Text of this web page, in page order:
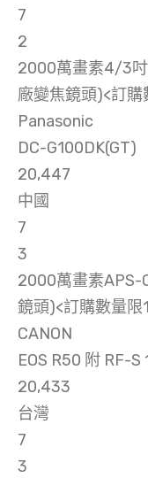
7
2
2000萬畫素4/3
廠變焦鏡頭)<訂購
Panasonic
DC-G100DK(GT)
20,447
中國
7
3
2000萬畫素APS-
鏡頭)<訂購數量限
CANON
EOS R50 附 RF-
20,433
台灣
7
3